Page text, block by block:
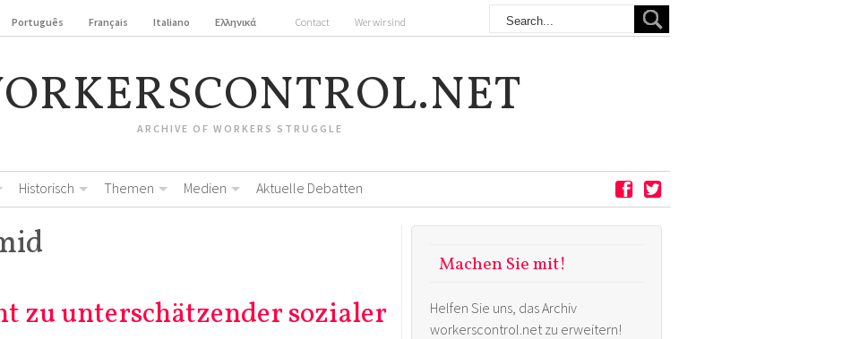
Português Français Italiano Ελληνικά Contact Wer wir sind
ARCHIVE OF WORKERS STRUGGLE
Historisch Themen Medien Aktuelle Debatten
zu unterschätzender sozialer
Machen Sie mit!
Helfen Sie uns, das Archiv
workerscontrol.net zu erweitern!